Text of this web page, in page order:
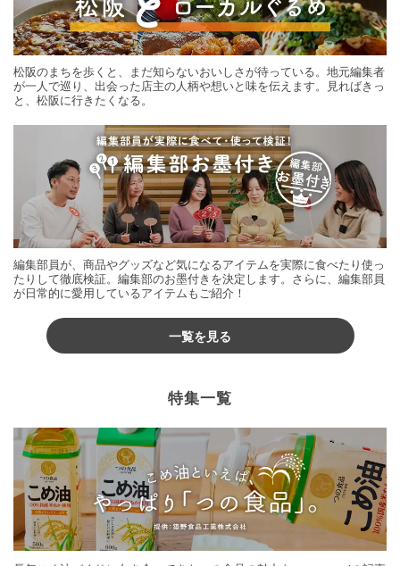
松阪のまちを歩くと、まだ知らないおいしさが待っている。地元編集者
が一人で巡り、出会った店主の人柄や想いと味を伝えます。見ればきっ
と、松阪に行きたくなる。
編集部員が、商品やグッズなど気になるアイテムを実際に食べたり使っ
たりして徹底検証。編集部のお墨付きを決定します。さらに、編集部員
が日常的に愛用しているアイテムもご紹介！
一覧を見る
特集一覧